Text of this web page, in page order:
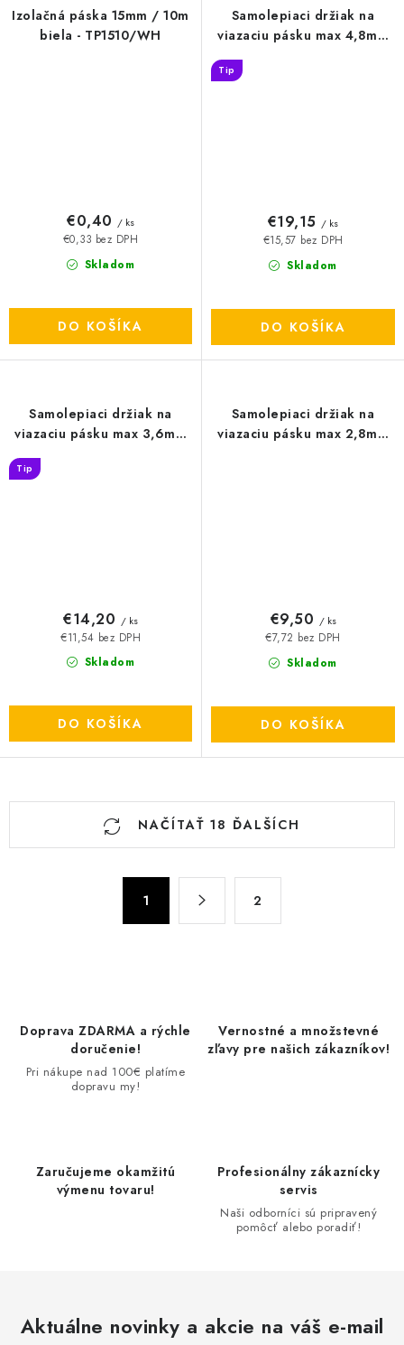
Izolačná páska 15mm / 10m
biela - TP1510/WH
Skladom
€0,33 bez DPH
€0,40 / ks
DO KOŠÍKA
Samolepiaci držiak na
viazaciu pásku max 4,8mm
prírodná 100ks - TMA2828
Tip
Skladom
€15,57 bez DPH
€19,15 / ks
DO KOŠÍKA
Samolepiaci držiak na
viazaciu pásku max 3,6mm
Tip
Skladom
€11,54 bez DPH
€14,20 / ks
DO KOŠÍKA
Samolepiaci držiak na
viazaciu pásku max 2,8mm
Skladom
€7,72 bez DPH
€9,50 / ks
DO KOŠÍKA
O
NAČÍTAŤ 18 ĎALŠÍCH
1 2
Doprava ZDARMA a rýchle
doručenie!
Pri nákupe nad 100€ platíme
dopravu my!
Vernostné a množstevné
zľavy pre našich zákazníkov!
Zaručujeme okamžitú
výmenu tovaru!
Profesionálny zákaznícky
servis
Naši odborníci sú pripravený
pomôcť alebo poradiť!
Aktuálne novinky a akcie na váš e-mail